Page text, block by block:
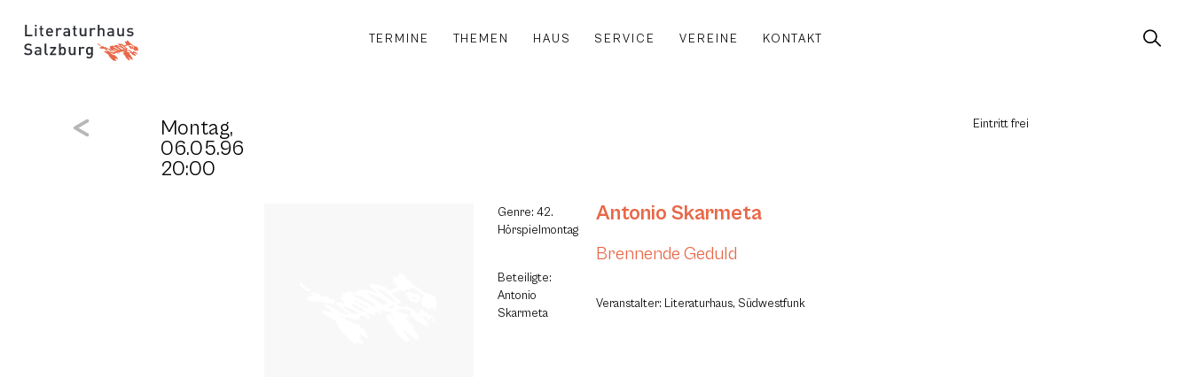
TERMINE THEMEN HAUS SERVICE VEREINE KONTAKT
Montag,
06.05.96
20:00
Eintritt frei
Genre: 42.
Hörspielmontag
Beteiligte:
Antonio
Skarmeta
Antonio Skarmeta
Brennende Geduld
Veranstalter: Literaturhaus, Südwestfunk